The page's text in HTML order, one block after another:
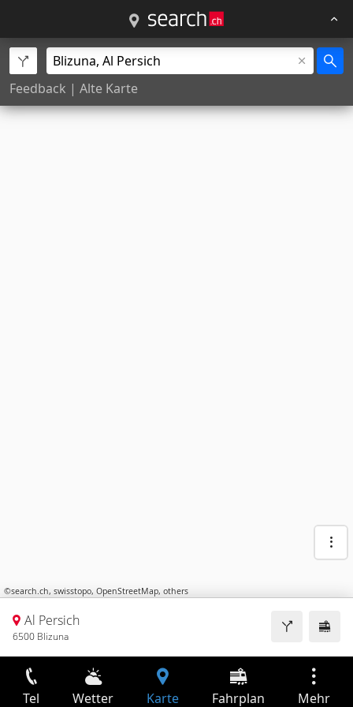
Feedback | Alte Karte
©search.ch, swisstopo, OpenStreetMap, others
Al Persich
6500 Blizuna
Tel Wetter Karte Fahrplan Mehr